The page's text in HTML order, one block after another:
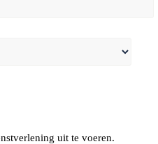
uit te voeren.